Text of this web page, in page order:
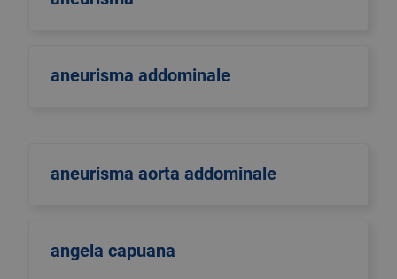
aneurisma addominale
aneurisma aorta addominale
angela capuana